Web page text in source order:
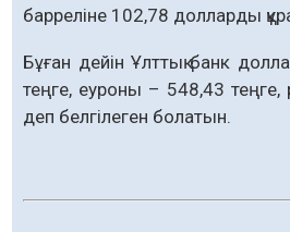
барреліне 102,78 долларды
Бұған дейін Ұлттық банк
теңге, еуроны – 548,43 теңге,
деп белгілеген болатын.